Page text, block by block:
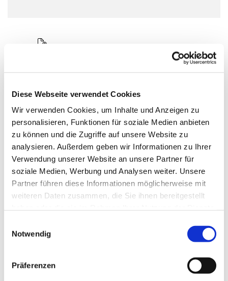
Diese Webseite verwendet Cookies
Wir verwenden Cookies, um Inhalte und Anzeigen zu
personalisieren, Funktionen für soziale Medien anbieten
zu können und die Zugriffe auf unsere Website zu
analysieren. Außerdem geben wir Informationen zu Ihrer
Verwendung unserer Website an unsere Partner für
soziale Medien, Werbung und Analysen weiter. Unsere
Partner führen diese Informationen möglicherweise mit
weiteren Daten zusammen, die Sie ihnen bereitgestellt
Notwendig
Präferenzen